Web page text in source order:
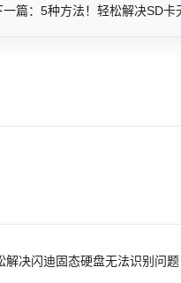
一篇：5种方法！轻松解决SD卡
解决闪迪固态硬盘无法识别问题